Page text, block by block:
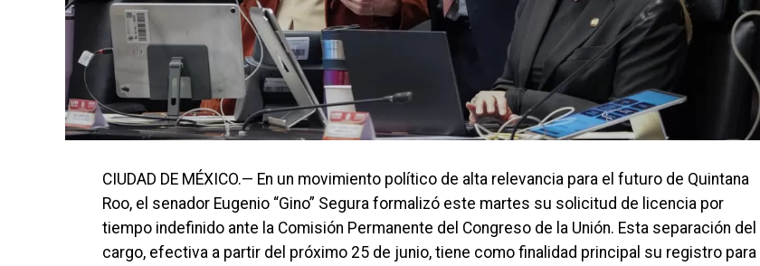
CIUDAD DE MÉXICO.— En un movimiento político de alta relevancia para el futuro de Quintana
Roo, el senador Eugenio “Gino” Segura formalizó este martes su solicitud de licencia por
tiempo indefinido ante la Comisión Permanente del Congreso de la Unión. Esta separación del
cargo, efectiva a partir del próximo 25 de junio, tiene como finalidad principal su registro para